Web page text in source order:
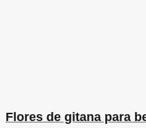
Flores de gitana para